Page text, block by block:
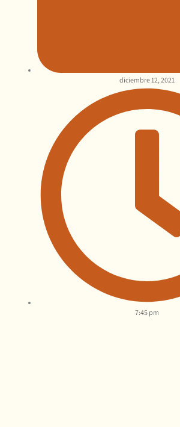
diciembre 12, 2021
7:45 pm